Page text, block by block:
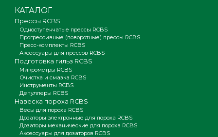
КАТАЛОГ
Прессы RCBS
Одноступенчатые прессы RCBS
Прогрессивные (поворотные) прессы RCBS
Пресс-комплекты RCBS
Аксессуары для прессов RCBS
Подготовка гильз RCBS
Микрометры RCBS
Очистка и смазка RCBS
Инструменты RCBS
Депуллеры RCBS
Навеска пороха RCBS
Весы для пороха RCBS
Дозаторы электронные для пороха RCBS
Дозаторы механические для пороха RCBS
Аксессуары для дозаторов RCBS